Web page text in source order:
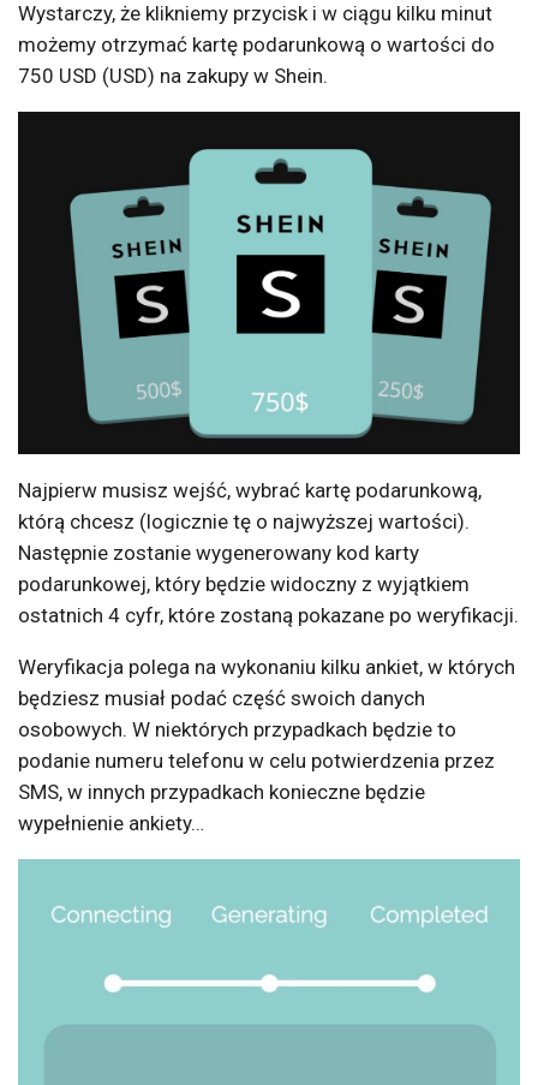
Wystarczy, że klikniemy przycisk i w ciągu kilku minut
możemy otrzymać kartę podarunkową o wartości do
750 USD (USD) na zakupy w Shein.
Najpierw musisz wejść, wybrać kartę podarunkową,
którą chcesz (logicznie tę o najwyższej wartości).
Następnie zostanie wygenerowany kod karty
podarunkowej, który będzie widoczny z wyjątkiem
ostatnich 4 cyfr, które zostaną pokazane po weryfikacji.
Weryfikacja polega na wykonaniu kilku ankiet, w których
będziesz musiał podać część swoich danych
osobowych. W niektórych przypadkach będzie to
podanie numeru telefonu w celu potwierdzenia przez
SMS, w innych przypadkach konieczne będzie
wypełnienie ankiety…